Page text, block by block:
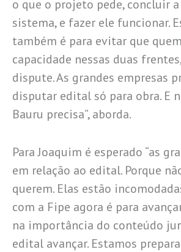
o que o projeto pede, concluir a
sistema, e fazer ele funcionar.
também é para evitar que
capacidade nessas duas
dispute. As grandes empresas
disputar edital só para obra. E
Bauru precisa”, aborda.
Para Joaquim é esperado “as
em relação ao edital. Porque
querem. Elas estão
com a Fipe agora é para
na importância do conteúdo
edital avançar. Estamos